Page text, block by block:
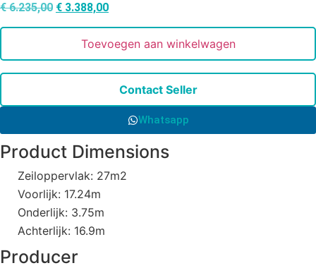
€6.235,00 € 3.388,00
Toevoegen aan winkelwagen
Contact Seller
Whatsapp
Product Dimensions
Zeiloppervlak: 27m2
Voorlijk: 17.24m
Onderlijk: 3.75m
Achterlijk: 16.9m
Producer